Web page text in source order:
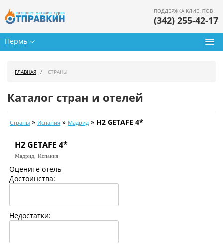
Пермь
ПОДДЕРЖКА КЛИЕНТОВ
(342) 255-42-17
Календарь туров
Цены дня
Страны
ГЛАВНАЯ СТРАНЫ
Каталог стран и отелей
Страны » Испания » Мадрид » H2 GETAFE 4*
H2 GETAFE 4*
Мадрид, Испания
Оцените отель
Достоинства:
Недостатки: